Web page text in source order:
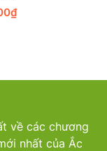
₫
về các chương
nhất của Ắc